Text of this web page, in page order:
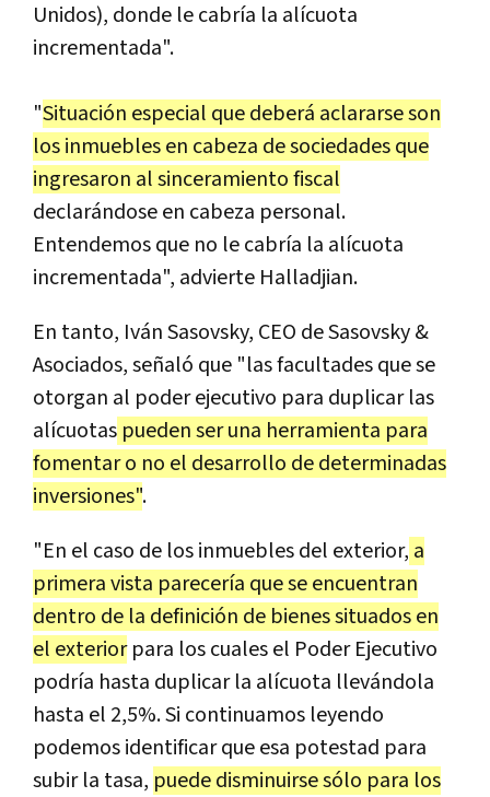
Unidos), donde le cabría la alícuota
incrementada".
"Situación especial que deberá aclararse son
los inmuebles en cabeza de sociedades que
ingresaron al sinceramiento fiscal
declarándose en cabeza personal.
Entendemos que no le cabría la alícuota
incrementada", advierte Halladjian.
En tanto, Iván Sasovsky, CEO de Sasovsky &
Asociados, señaló que "las facultades que se
otorgan al poder ejecutivo para duplicar las
alícuotas pueden ser una herramienta para
fomentar o no el desarrollo de determinadas
inversiones".
"En el caso de los inmuebles del exterior, a
primera vista parecería que se encuentran
dentro de la definición de bienes situados en
el exteriorpara los cuales el Poder Ejecutivo
podría hasta duplicar la alícuota llevándola
hasta el 2,5%. Si continuamos leyendo
podemos identificar que esa potestad para
subir la tasa, puede disminuirse sólo para los